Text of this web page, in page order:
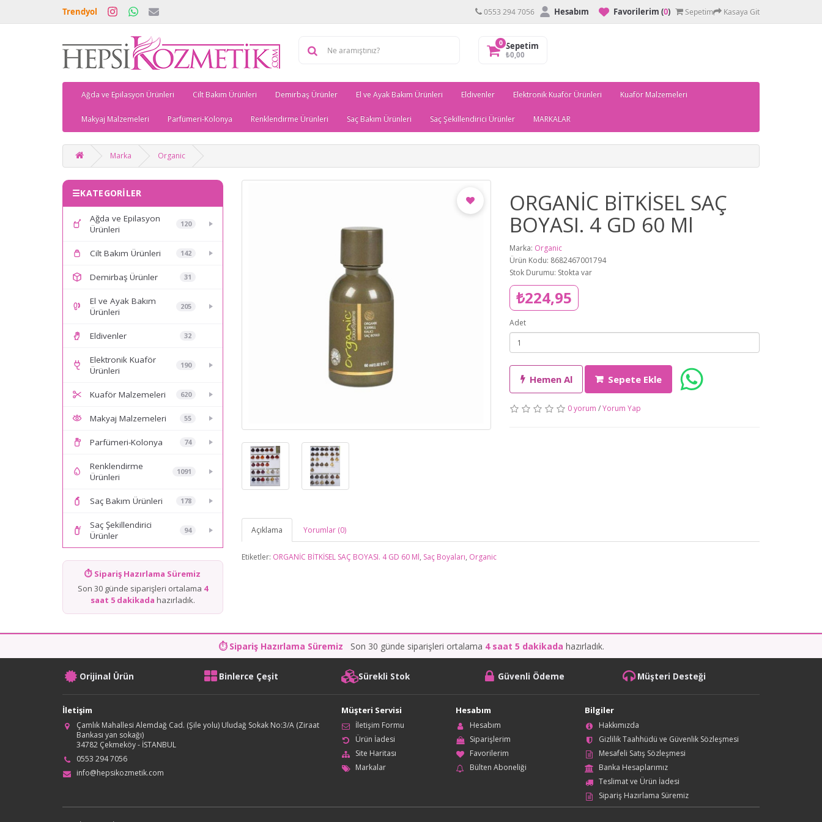
Trendyol 0553 294 7056 Hesabım Favorilerim (0) Sepetim Kasaya Git
0 Sepetim
₺0,00
Ağda ve Epilasyon Ürünleri Cilt Bakım Ürünleri Demirbaş Ürünler El ve Ayak Bakım Ürünleri Eldivenler Elektronik Kuaför Ürünleri Kuaför Malzemeleri
Makyaj Malzemeleri Parfümeri-Kolonya Renklendirme Ürünleri Saç Bakım Ürünleri Saç Şekillendirici Ürünler MARKALAR
Marka Organic
KATEGORİLER
Ağda ve Epilasyon
Ürünleri
120
Cilt Bakım Ürünleri 142
Demirbaş Ürünler 31
El ve Ayak Bakım
Ürünleri
205
Eldivenler 32
Elektronik Kuaför
Ürünleri
190
Kuaför Malzemeleri 620
Makyaj Malzemeleri 55
Parfümeri-Kolonya 74
Renklendirme
Ürünleri
1091
Saç Bakım Ürünleri 178
Saç Şekillendirici
Ürünler
94
⏱ Sipariş Hazırlama Süremiz
Son 30 günde siparişleri ortalama 4
saat 5 dakikada hazırladık.
ORGANİC BİTKİSEL SAÇ
BOYASI. 4 GD 60 Ml
Marka: Organic
Ürün Kodu: 8682467001794
Stok Durumu: Stokta var
₺224,95
Adet
Hemen Al Sepete Ekle
0 yorum /Yorum Yap
Açıklama Yorumlar (0)
Etiketler: ORGANİC BİTKİSEL SAÇ BOYASI. 4 GD 60 Ml, Saç Boyaları, Organic
⏱ Sipariş Hazırlama Süremiz Son 30 günde siparişleri ortalama 4 saat 5 dakikada hazırladık.
Orijinal Ürün Binlerce Çeşit Sürekli Stok Güvenli Ödeme Müşteri Desteği
İletişim
Çamlık Mahallesi Alemdağ Cad. (Şile yolu) Uludağ Sokak No:3/A (Ziraat
Bankası yan sokağı)
34782 Çekmeköy - İSTANBUL
0553 294 7056
info@hepsikozmetik.com
Müşteri Servisi
İletişim Formu
Ürün İadesi
Site Haritası
Markalar
Hesabım
Hesabım
Siparişlerim
Favorilerim
Bülten Aboneliği
Bilgiler
Hakkımızda
Gizlilik Taahhüdü ve Güvenlik Sözleşmesi
Mesafeli Satış Sözleşmesi
Banka Hesaplarımız
Teslimat ve Ürün İadesi
Sipariş Hazırlama Süremiz